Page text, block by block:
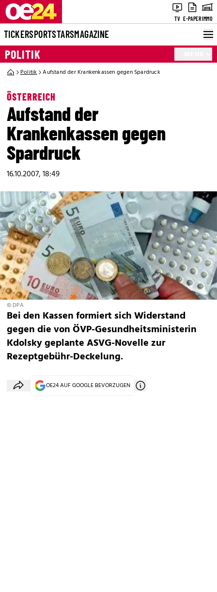
TV E-PAPERIMMO
TICKERSPORTSTARSMAGAZINE
POLITIK
Politik Aufstand der Krankenkassen gegen Spardruck
ÖSTERREICH
Aufstand der
Krankenkassen gegen
Spardruck
16.10.2007, 18:49
© DPA
Bei den Kassen formiert sich Widerstand
gegen die von ÖVP-Gesundheitsministerin
Kdolsky geplante ASVG-Novelle zur
Rezeptgebühr-Deckelung.
OE24 AUF GOOGLE BEVORZUGEN